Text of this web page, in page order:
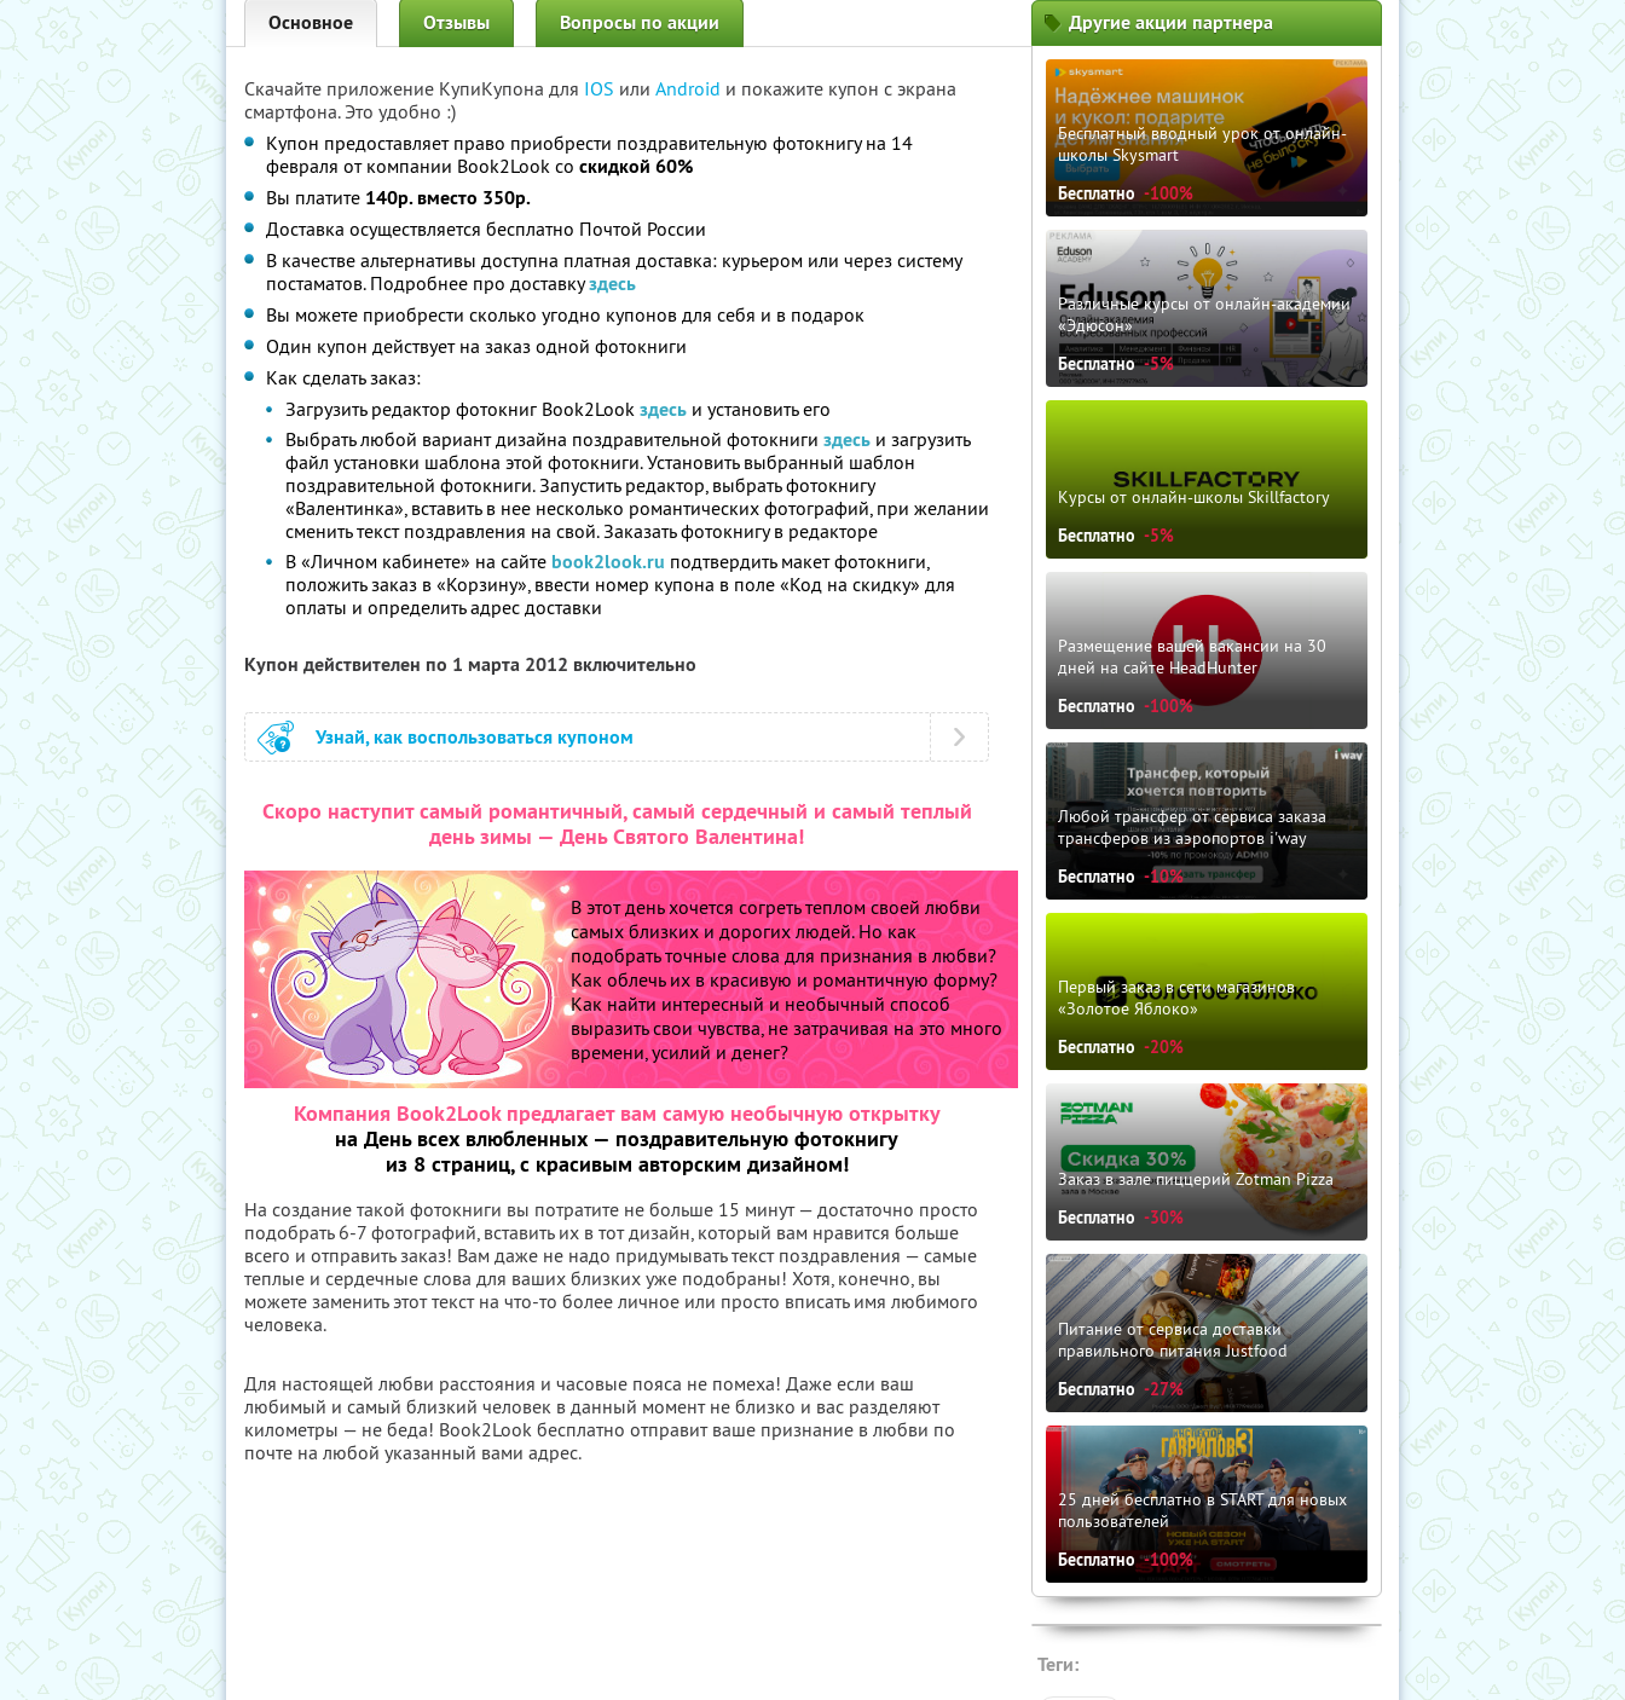
Основное Отзывы Вопросы по акции
Скачайте приложение КупиКупона для IOS или Android и покажите купон с экрана
смартфона. Это удобно :)
Купон предоставляет право приобрести поздравительную фотокнигу на 14
февраля от компании Book2Look со скидкой 60%
Вы платите 140р. вместо 350р.
Доставка осуществляется бесплатно Почтой России
В качестве альтернативы доступна платная доставка: курьером или через систему
постаматов. Подробнее про доставкуздесь
Вы можете приобрести сколько угодно купонов для себя и в подарок
Один купон действует на заказ одной фотокниги
Как сделать заказ:
Загрузить редактор фотокниг Book2Look здесь и установить его
Выбрать любой вариант дизайна поздравительной фотокниги здесь и загрузить
файл установки шаблона этой фотокниги. Установить выбранный шаблон
поздравительной фотокниги. Запустить редактор, выбрать фотокнигу
«Валентинка», вставить в нее несколько романтических фотографий, при желании
сменить текст поздравления на свой. Заказать фотокнигу в редакторе
В «Личном кабинете» на сайте book2look.ru подтвердить макет фотокниги,
положить заказ в «Корзину», ввести номер купона в поле «Код на скидку» для
оплаты и определить адрес доставки
Купон действителен по 1 марта 2012 включительно
Узнай, как воспользоваться купоном
Скоро наступит самый романтичный, самый сердечный и самый теплый
день зимы — День Святого Валентина!
В этот день хочется согреть теплом своей любви
самых близких и дорогих людей. Но как
подобрать точные слова для признания в любви?
Как облечь их в красивую и романтичную форму?
Как найти интересный и необычный способ
выразить свои чувства, не затрачивая на это много
времени, усилий и денег?
Компания Book2Look предлагает вам самую необычную открытку
на День всех влюбленных — поздравительную фотокнигу
из 8 страниц, с красивым авторским дизайном!
На создание такой фотокниги вы потратите не больше 15 минут — достаточно просто
подобрать 6-7 фотографий, вставить их в тот дизайн, который вам нравится больше
всего и отправить заказ! Вам даже не надо придумывать текст поздравления — самые
теплые и сердечные слова для ваших близких уже подобраны! Хотя, конечно, вы
можете заменить этот текст на что-то более личное или просто вписать имя любимого
человека.
Для настоящей любви расстояния и часовые пояса не помеха! Даже если ваш
любимый и самый близкий человек в данный момент не близко и вас разделяют
километры — не беда! Book2Look бесплатно отправит ваше признание в любви по
почте на любой указанный вами адрес.
Другие акции партнера
Бесплатный вводный урок от онлайн-
школы Skysmart
Бесплатно -100%
Различные курсы от онлайн-академии
«Эдюсон»
Бесплатно -5%
Курсы от онлайн-школы Skillfactory
Бесплатно -5%
Размещение вашей вакансии на 30
дней на сайте HeadHunter
Бесплатно -100%
Любой трансфер от сервиса заказа
трансферов из аэропортов i'way
Бесплатно -10%
Первый заказ в сети магазинов
«Золотое Яблоко»
Бесплатно -20%
Заказ в зале пиццерий Zotman Pizza
Бесплатно -30%
Питание от сервиса доставки
правильного питания Justfood
Бесплатно -27%
25 дней бесплатно в START для новых
пользователей
Бесплатно -100%
Теги: